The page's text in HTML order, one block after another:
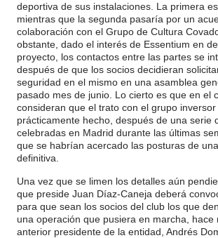
deportiva de sus instalaciones. La primera es
mientras que la segunda pasaría por un
colaboración con el Grupo de Cultura
obstante, dado el interés de Essentium en
proyecto, los contactos entre las partes se
después de que los socios decidieran
seguridad en el mismo en una asamblea
pasado mes de junio. Lo cierto es que en el
consideran que el trato con el grupo
prácticamente hecho, después de una serie
celebradas en Madrid durante las últimas
que se habrían acercado las posturas de
definitiva.
Una vez que se limen los detalles aún
que preside Juan Díaz-Caneja deberá
para que sean los socios del club los que
una operación que pusiera en marcha, hace
anterior presidente de la entidad, Andrés